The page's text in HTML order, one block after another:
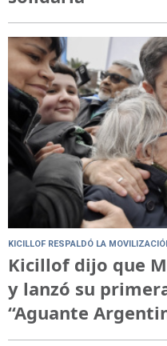
KICILLOF RESPALDÓ LA
Kicillof dijo que
y lanzó su
“Aguante